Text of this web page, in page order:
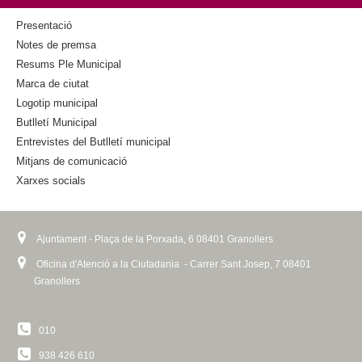
k
i
t
e
r
n
a
Presentació
Notes de premsa
Resums Ple Municipal
Marca de ciutat
Logotip municipal
Butlletí Municipal
Entrevistes del Butlletí municipal
Mitjans de comunicació
Xarxes socials
Ajuntament - Plaça de la Porxada, 6 08401 Granollers
Oficina d'Atenció a la Ciutadania - Carrer Sant Josep, 7 08401
Granollers
010
938 426 610